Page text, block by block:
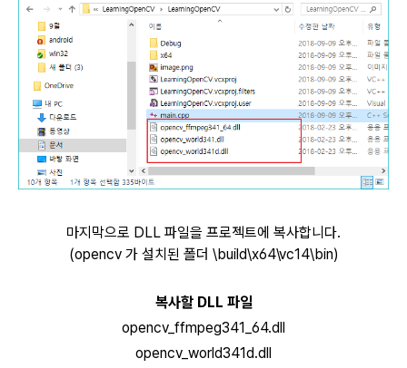
마지막으로 DLL 파일을 프로젝트에 복사합니다.
(opencv 가 설치된 폴더 \build\x64\vc14\bin)
복사할 DLL 파일
opencv_ffmpeg341_64.dll
opencv_world341d.dll